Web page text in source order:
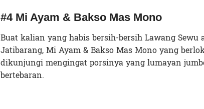
#4 Mi Ayam & Bakso Mas Mono
Buat kalian yang habis bersih-bersih Lawang Sewu
Jatibarang, Mi Ayam & Bakso Mas Mono yang
dikunjungi mengingat porsinya yang lumayan
bertebaran.